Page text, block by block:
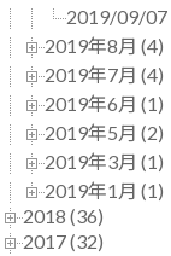
2019/09/07
2019年8月 (4)
2019年7月 (4)
2019年6月 (1)
2019年5月 (2)
2019年3月 (1)
2019年1月 (1)
2018 (36)
2017 (32)